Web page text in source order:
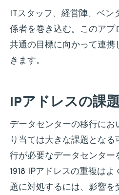
ITスタッフ、経営陣、ベン
係者を巻き込む。このア
共通の目標に向かって連
きます。
IPアドレスの課題
データセンターの移行にお
り当ては大きな課題とな
行が必要なデータセンター
1918 IPアドレスの重複は
題に対処するには、影響を